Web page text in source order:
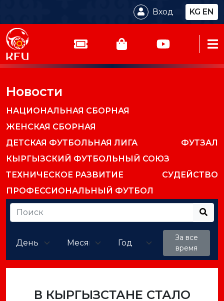
Вход KG EN
Новости
НАЦИОНАЛЬНАЯ СБОРНАЯ
ЖЕНСКАЯ СБОРНАЯ
ДЕТСКАЯ ФУТБОЛЬНАЯ ЛИГА
ФУТЗАЛ
КЫРГЫЗСКИЙ ФУТБОЛЬНЫЙ СОЮЗ
ТЕХНИЧЕСКОЕ РАЗВИТИЕ
СУДЕЙСТВО
ПРОФЕССИОНАЛЬНЫЙ ФУТБОЛ
За все
время
В КЫРГЫЗСТАНЕ СТАЛО